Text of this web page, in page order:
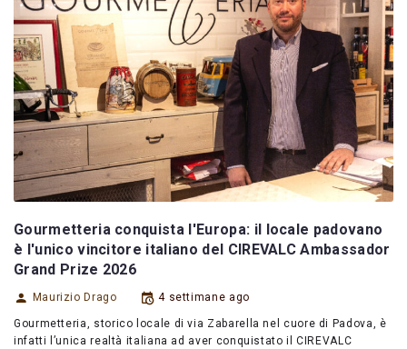
Gourmetteria conquista l'Europa: il locale padovano
è l'unico vincitore italiano del CIREVALC Ambassador
Grand Prize 2026
Maurizio Drago 4 settimane ago
Gourmetteria, storico locale di via Zabarella nel cuore di Padova, è
infatti l’unica realtà italiana ad aver conquistato il CIREVALC